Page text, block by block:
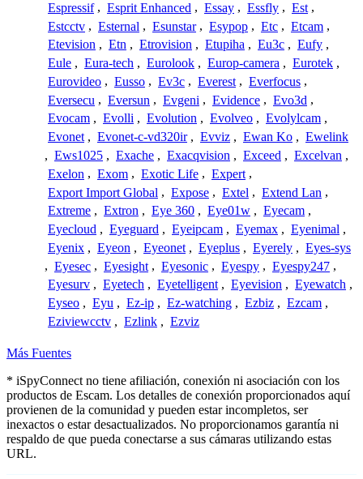
Espressif , Esprit Enhanced , Essay , Essfly , Est ,
Estcctv , Esternal , Esunstar , Esypop , Etc , Etcam ,
Etevision , Etn , Etrovision , Etupiha , Eu3c , Eufy ,
Eule , Eura-tech , Eurolook , Europ-camera , Eurotek ,
Eurovideo , Eusso , Ev3c , Everest , Everfocus ,
Eversecu , Eversun , Evgeni , Evidence , Evo3d ,
Evocam , Evolli , Evolution , Evolveo , Evolylcam ,
Evonet , Evonet-c-vd320ir , Evviz , Ewan Ko , Ewelink
, Ews1025 , Exache , Exacqvision , Exceed , Excelvan ,
Exelon , Exom , Exotic Life , Expert ,
Export Import Global , Expose , Extel , Extend Lan ,
Extreme , Extron , Eye 360 , Eye01w , Eyecam ,
Eyecloud , Eyeguard , Eyeipcam , Eyemax , Eyenimal ,
Eyenix , Eyeon , Eyeonet , Eyeplus , Eyerely , Eyes-sys
, Eyesec , Eyesight , Eyesonic , Eyespy , Eyespy247 ,
Eyesurv , Eyetech , Eyetelligent , Eyevision , Eyewatch ,
Eyseo , Eyu , Ez-ip , Ez-watching , Ezbiz , Ezcam ,
Eziviewcctv , Ezlink , Ezviz
Más Fuentes
* iSpyConnect no tiene afiliación, conexión ni asociación con los
productos de Escam. Los detalles de conexión proporcionados aquí
provienen de la comunidad y pueden estar incompletos, ser
inexactos o estar desactualizados. No proporcionamos garantía ni
respaldo de que pueda conectarse a sus cámaras utilizando estas
URL.